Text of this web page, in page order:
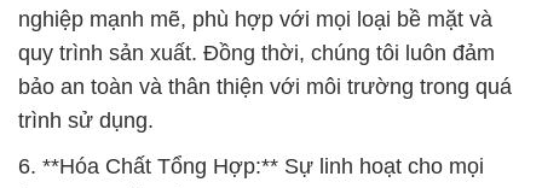
nghiệp mạnh mẽ, phù hợp với mọi loại bề mặt và
quy trình sản xuất. Đồng thời, chúng tôi luôn đảm
bảo an toàn và thân thiện với môi trường trong quá
trình sử dụng.
6. **Hóa Chất Tổng Hợp:** Sự linh hoạt cho mọi